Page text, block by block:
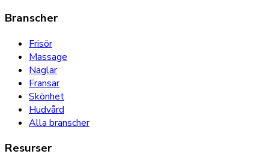
Branscher
Frisör
Massage
Naglar
Fransar
Skönhet
Hudvård
Alla branscher
Resurser